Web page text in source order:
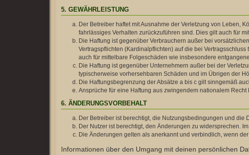
5. GEWÄHRLEISTUNG
Der Betreiber haftet mit Ausnahme der Verletzung von Leben,
fahrlässiges Verhalten zurückzuführen sind. Dies gilt auch für
Die Haftung ist gegenüber Verbrauchern außer bei
Vertragspflichten (Kardinalpflichten) auf die bei
auch für mittelbare Folgeschäden wie insbesondere
Die Haftung ist gegenüber Unternehmern außer bei der
typischerweise vorhersehbaren Schäden und im Übrigen der
Die Haftungsbegrenzung der Absätze a bis c gilt sinngemäß
Ansprüche für eine Haftung aus zwingendem nationalem Recht
6. ÄNDERUNGSVORBEHALT
Der Betreiber ist berechtigt, die Nutzungsbedingungen und
Der Nutzer ist berechtigt, den Änderungen zu widersprechen.
Die Änderungen gelten als anerkannt und verbindlich, wenn
Informationen über den Umgang mit deinen persönlichen